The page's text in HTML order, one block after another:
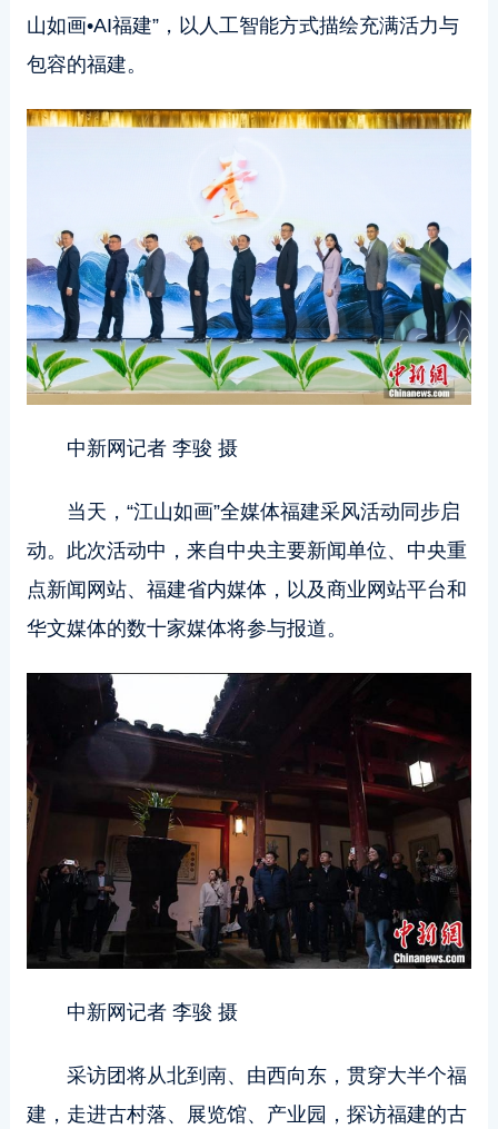
山如画•AI福建”，以人工智能方式描绘充满活力与
包容的福建。
中新网记者 李骏 摄
当天，“江山如画”全媒体福建采风活动同步启
动。此次活动中，来自中央主要新闻单位、中央重
点新闻网站、福建省内媒体，以及商业网站平台和
华文媒体的数十家媒体将参与报道。
中新网记者 李骏 摄
采访团将从北到南、由西向东，贯穿大半个福
建，走进古村落、展览馆、产业园，探访福建的古